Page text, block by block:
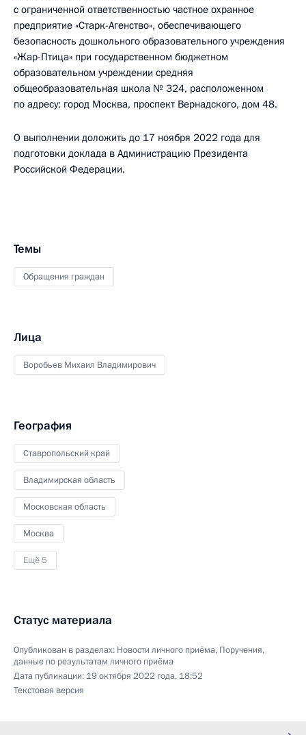
с ограниченной ответственностью частное охранное
предприятие «Старк-Агенство», обеспечивающего
безопасность дошкольного образовательного учреждения
«Жар-Птица» при государственном бюджетном
образовательном учреждении средняя
общеобразовательная школа № 324, расположенном
по адресу: город Москва, проспект Вернадского, дом 48.
О выполнении доложить до 17 ноября 2022 года для
подготовки доклада в Администрацию Президента
Российской Федерации.
Темы
Обращения граждан
Лица
Воробьев Михаил Владимирович
География
Ставропольский край
Владимирская область
Московская область
Москва
Ещё 5
Статус материала
Опубликован в разделах: Новости личного приёма, Поручения,
данные по результатам личного приёма
Дата публикации: 19 октября 2022 года, 18:52
Текстовая версия